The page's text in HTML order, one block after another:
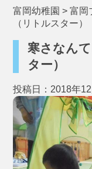
富岡幼稚園 >富岡
（リトルスター）
寒さなん
ター）
投稿日：2018年12